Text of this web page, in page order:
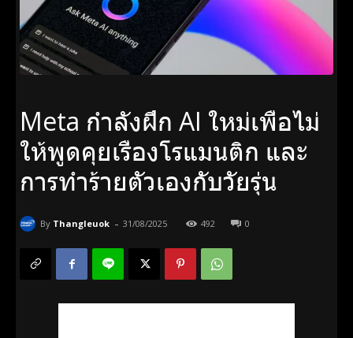
Meta กำลังฝึก AI ใหม่เพื่อไม่
ให้พูดคุยเรื่องโรแมนติก และ
การทำร้ายตัวเองกับวัยรุ่น
By Thangleuok - 31/08/2025 492 0